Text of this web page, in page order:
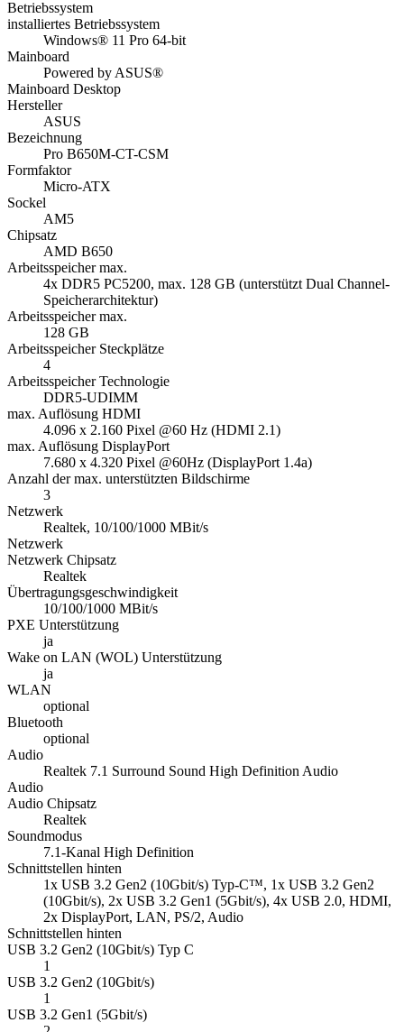
Betriebssystem
installiertes Betriebssystem
Windows® 11 Pro 64-bit
Mainboard
Powered by ASUS®
Mainboard Desktop
Hersteller
ASUS
Bezeichnung
Pro B650M-CT-CSM
Formfaktor
Micro-ATX
Sockel
AM5
Chipsatz
AMD B650
Arbeitsspeicher max.
4x DDR5 PC5200, max. 128 GB (unterstützt Dual Channel-
Speicherarchitektur)
Arbeitsspeicher max.
128 GB
Arbeitsspeicher Steckplätze
4
Arbeitsspeicher Technologie
DDR5-UDIMM
max. Auflösung HDMI
4.096 x 2.160 Pixel @60 Hz (HDMI 2.1)
max. Auflösung DisplayPort
7.680 x 4.320 Pixel @60Hz (DisplayPort 1.4a)
Anzahl der max. unterstützten Bildschirme
3
Netzwerk
Realtek, 10/100/1000 MBit/s
Netzwerk
Netzwerk Chipsatz
Realtek
Übertragungsgeschwindigkeit
10/100/1000 MBit/s
PXE Unterstützung
ja
Wake on LAN (WOL) Unterstützung
ja
WLAN
optional
Bluetooth
optional
Audio
Realtek 7.1 Surround Sound High Definition Audio
Audio
Audio Chipsatz
Realtek
Soundmodus
7.1-Kanal High Definition
Schnittstellen hinten
1x USB 3.2 Gen2 (10Gbit/s) Typ-C™, 1x USB 3.2 Gen2
(10Gbit/s), 2x USB 3.2 Gen1 (5Gbit/s), 4x USB 2.0, HDMI,
2x DisplayPort, LAN, PS/2, Audio
Schnittstellen hinten
USB 3.2 Gen2 (10Gbit/s) Typ C
1
USB 3.2 Gen2 (10Gbit/s)
1
USB 3.2 Gen1 (5Gbit/s)